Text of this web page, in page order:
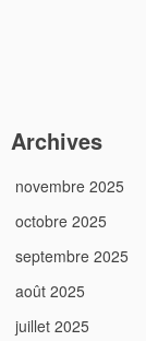
Archives
novembre 2025
octobre 2025
septembre 2025
août 2025
juillet 2025